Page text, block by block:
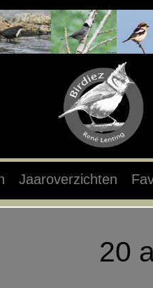
Jaaroverzichten
20